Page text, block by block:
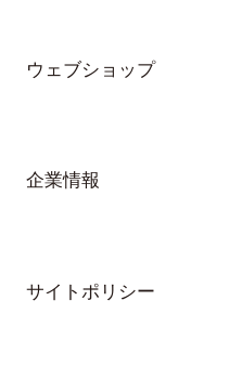
ウェブショップ
企業情報
サイトポリシー